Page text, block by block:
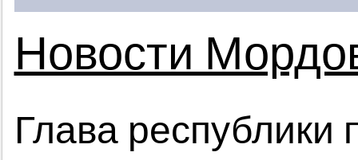
Новости
Глава республики